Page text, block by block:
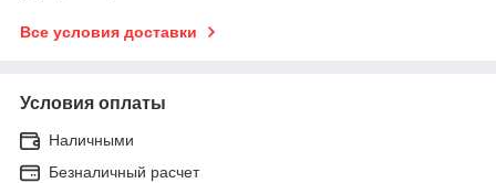
Все условия доставки
Условия оплаты
Наличными
Безналичный расчет